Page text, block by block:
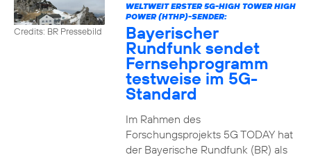
Credits: BR Pressebild
WELTWEIT ERSTER 5G-HIGH TOWER HIGH
POWER (HTHP)-SENDER:
Bayerischer
Rundfunk sendet
Fernsehprogramm
testweise im 5G-
Standard
Im Rahmen des
Forschungsprojekts 5G TODAY hat
der Bayerische Rundfunk (BR) als